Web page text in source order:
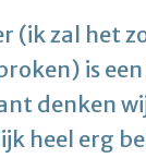
(ik zal het
is
denken
heel erg